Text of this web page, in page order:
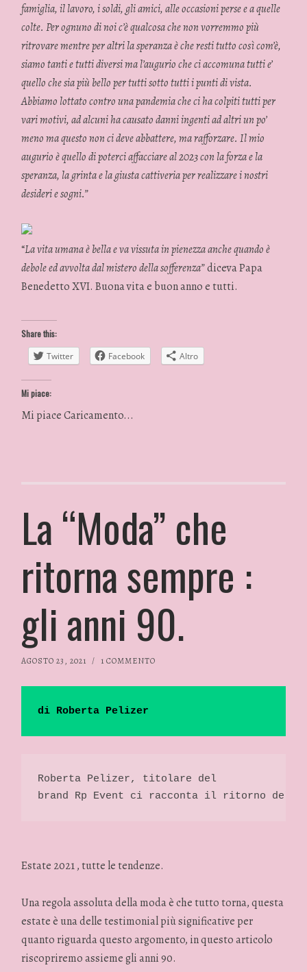
famiglia, il lavoro, i soldi, gli amici, alle occasioni perse e a quelle
colte. Per ognuno di noi c’è qualcosa che non vorremmo più
ritrovare mentre per altri la speranza è che resti tutto così com’è,
siamo tanti e tutti diversi ma l’augurio che ci accomuna tutti e’
quello che sia più bello per tutti sotto tutti i punti di vista.
Abbiamo lottato contro una pandemia che ci ha colpiti tutti per
vari motivi, ad alcuni ha causato danni ingenti ad altri un po’
meno ma questo non ci deve abbattere, ma rafforzare. Il mio
augurio è quello di poterci affacciare al 2023 con la forza e la
speranza, la grinta e la giusta cattiveria per realizzare i nostri
desideri e sogni.”
“La vita umana è bella e va vissuta in pienezza anche quando è
debole ed avvolta dal mistero della sofferenza”diceva Papa
Benedetto XVI. Buona vita e buon anno e tutti.
Share this:
Twitter
Facebook Altro
Mi piace:
Mi piaceCaricamento...
La “Moda” che
ritorna sempre :
gli anni 90.
AGOSTO 23, 2021 / 1 COMMENTO
di Roberta Pelizer
Roberta Pelizer, titolare del
brand Rp Event ci racconta il ritorno
Estate 2021 , tutte le tendenze.
Una regola assoluta della moda è che tutto torna, questa
estate è una delle testimonial più significative per
quanto riguarda questo argomento, in questo articolo
riscopriremo assieme gli anni 90.